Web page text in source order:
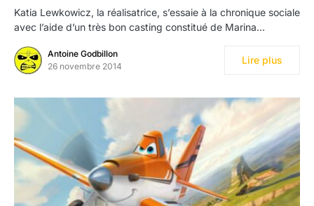
Katia Lewkowicz, la réalisatrice, s’essaie à la chronique sociale
avec l’aide d’un très bon casting constitué de Marina…
Antoine Godbillon
26 novembre 2014
Lire plus